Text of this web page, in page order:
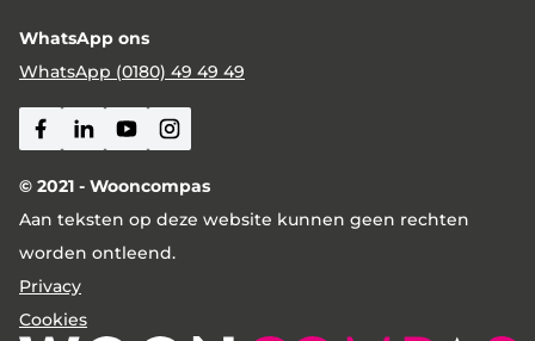
WhatsApp ons
WhatsApp (0180) 49 49 49
Facebook
Linkedin
YoutubeInstagram
© 2021 - Wooncompas
Aan teksten op deze website kunnen geen rechten
worden ontleend.
Privacy
Cookies